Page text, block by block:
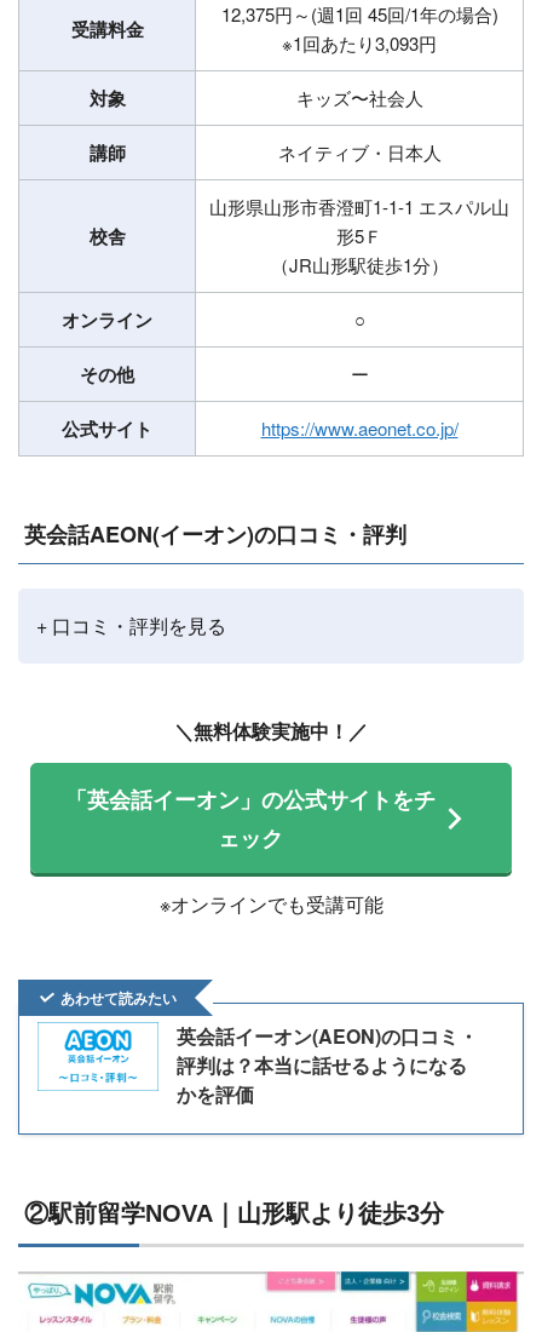
受講料金
12,375円～(週1回 45回/1年の場合)
※1回あたり3,093円
対象 キッズ〜社会人
講師 ネイティブ・日本人
校舎
山形県山形市香澄町1-1-1 エスパル山
形5Ｆ
（JR山形駅徒歩1分）
オンライン ○
その他 ー
公式サイト https://www.aeonet.co.jp/
英会話AEON(イーオン)の口コミ・評判
+ 口コミ・評判を見る
＼無料体験実施中！／
「英会話イーオン」の公式サイトをチ
ェック
※オンラインでも受講可能
あわせて読みたい
英会話イーオン(AEON)の口コミ・
評判は？本当に話せるようになる
かを評価
②駅前留学NOVA｜山形駅より徒歩3分